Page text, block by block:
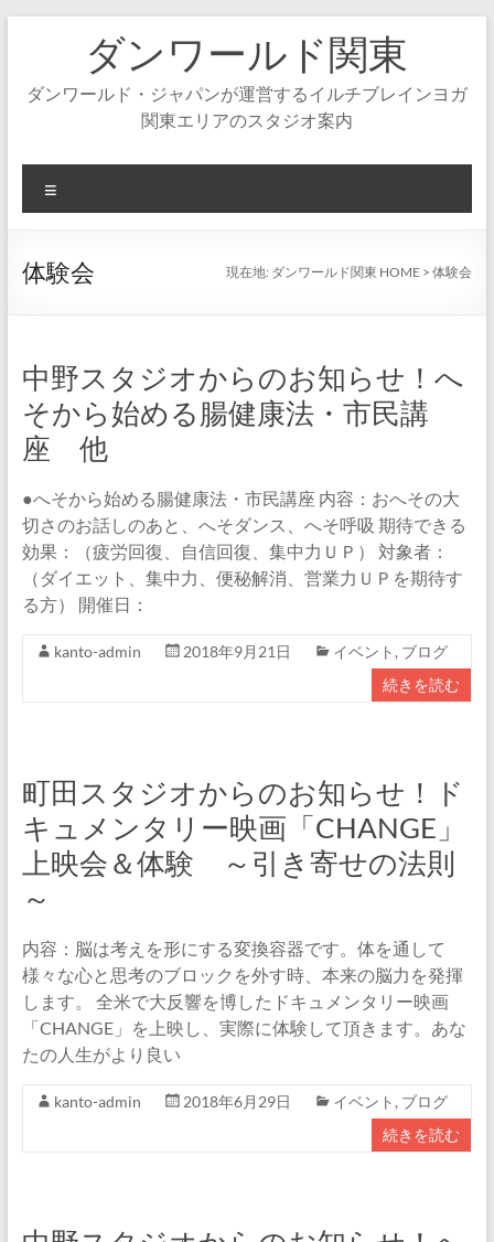
ダンワールド関東
ダンワールド・ジャパンが運営するイルチブレインヨガ
関東エリアのスタジオ案内
ニ
ー
体験会 現在地: ダンワールド関東 HOME >体験会
中野スタジオからのお知らせ！へ
そから始める腸健康法・市民講
座 他
●へそから始める腸健康法・市民講座 内容：おへその大
切さのお話しのあと、へそダンス、へそ呼吸 期待できる
効果：（疲労回復、自信回復、集中力ＵＰ） 対象者：
（ダイエット、集中力、便秘解消、営業力ＵＰを期待す
る方） 開催日：
kanto-admin 2018年9月21日 イベント , ブログ
続きを読む
町田スタジオからのお知らせ！ド
キュメンタリー映画「CHANGE」
上映会＆体験 ～引き寄せの法則
～
内容：脳は考えを形にする変換容器です。体を通して
様々な心と思考のブロックを外す時、本来の脳力を発揮
します。 全米で大反響を博したドキュメンタリー映画
「CHANGE」を上映し、実際に体験して頂きます。あな
たの人生がより良い
kanto-admin 2018年6月29日 イベント , ブログ
続きを読む